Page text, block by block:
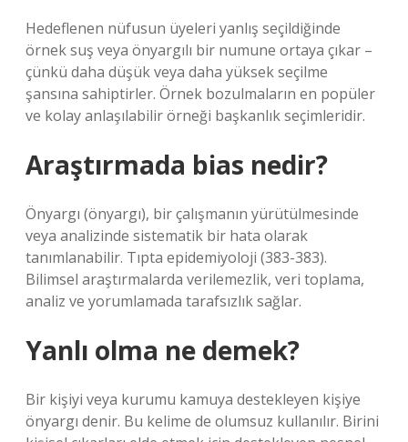
Hedeflenen nüfusun üyeleri yanlış seçildiğinde
örnek suş veya önyargılı bir numune ortaya çıkar –
çünkü daha düşük veya daha yüksek seçilme
şansına sahiptirler. Örnek bozulmaların en popüler
ve kolay anlaşılabilir örneği başkanlık seçimleridir.
Araştırmada bias nedir?
Önyargı (önyargı), bir çalışmanın yürütülmesinde
veya analizinde sistematik bir hata olarak
tanımlanabilir. Tıpta epidemiyoloji (383-383).
Bilimsel araştırmalarda verilemezlik, veri toplama,
analiz ve yorumlamada tarafsızlık sağlar.
Yanlı olma ne demek?
Bir kişiyi veya kurumu kamuya destekleyen kişiye
önyargı denir. Bu kelime de olumsuz kullanılır. Birini